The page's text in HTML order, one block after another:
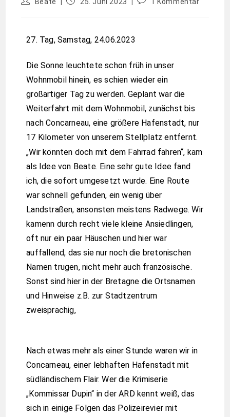
27. Tag, Samstag, 24.06.2023
Die Sonne leuchtete schon früh in unser
Wohnmobil hinein, es schien wieder ein
großartiger Tag zu werden. Geplant war die
Weiterfahrt mit dem Wohnmobil, zunächst bis
nach Concarneau, eine größere Hafenstadt, nur
17 Kilometer von unserem Stellplatz entfernt.
„Wir könnten doch mit dem Fahrrad fahren“, kam
als Idee von Beate. Eine sehr gute Idee fand
ich, die sofort umgesetzt wurde. Eine Route
war schnell gefunden, ein wenig über
Landstraßen, ansonsten meistens Radwege. Wir
kamenn durch recht viele kleine Ansiedlingen,
oft nur ein paar Häuschen und hier war
auffallend, das sie nur noch die bretonischen
Namen trugen, nicht mehr auch französische.
Sonst sind hier in der Bretagne die Ortsnamen
und Hinweise z.B. zur Stadtzentrum
zweisprachig,
Nach etwas mehr als einer Stunde waren wir in
Concarneau, einer lebhaften Hafenstadt mit
südländischem Flair. Wer die Krimiserie
„Kommissar Dupin“ in der ARD kennt weiß, das
sich in einige Folgen das Polizeirevier mit